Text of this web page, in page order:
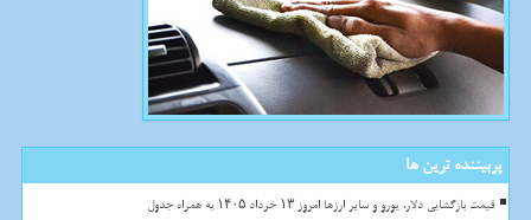
پربیننده ترین ها
قیمت بازگشایی دلار، یورو و سایر ارزها امروز ۱۳ خرداد ۱۴۰۵ به همراه جدول